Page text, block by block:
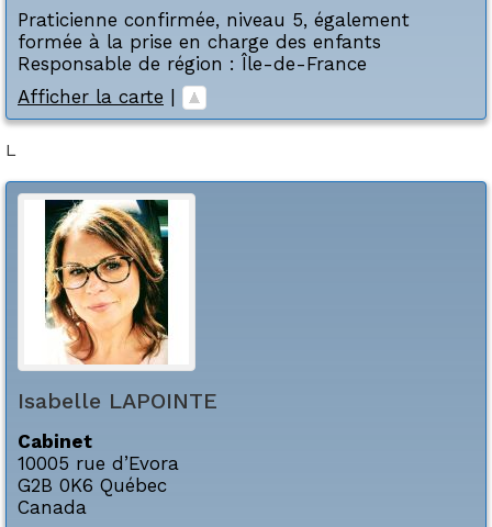
Praticienne confirmée, niveau 5, également
formée à la prise en charge des enfants
Responsable de région : Île-de-France
Afficher la carte
L
Isabelle LAPOINTE
Cabinet
10005 rue d’Evora
G2B 0K6 Québec
Canada